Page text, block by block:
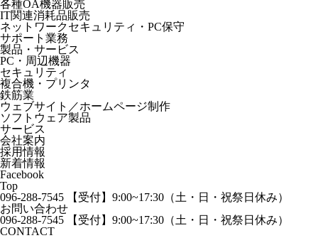
各種OA機器販売
IT関連消耗品販売
ネットワークセキュリティ・PC保守
サポート業務
製品・サービス
PC・周辺機器
セキュリティ
複合機・プリンタ
鉄筋業
ウェブサイト／ホームページ制作
ソフトウェア製品
サービス
会社案内
採用情報
新着情報
Facebook
Top
096-288-7545
【受付】9:00~17:30（土・日・祝祭日休み）
お問い合わせ
096-288-7545
【受付】9:00~17:30（土・日・祝祭日休み）
CONTACT